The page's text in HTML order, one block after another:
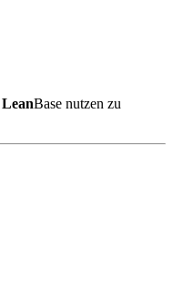
LeanBase nutzen zu